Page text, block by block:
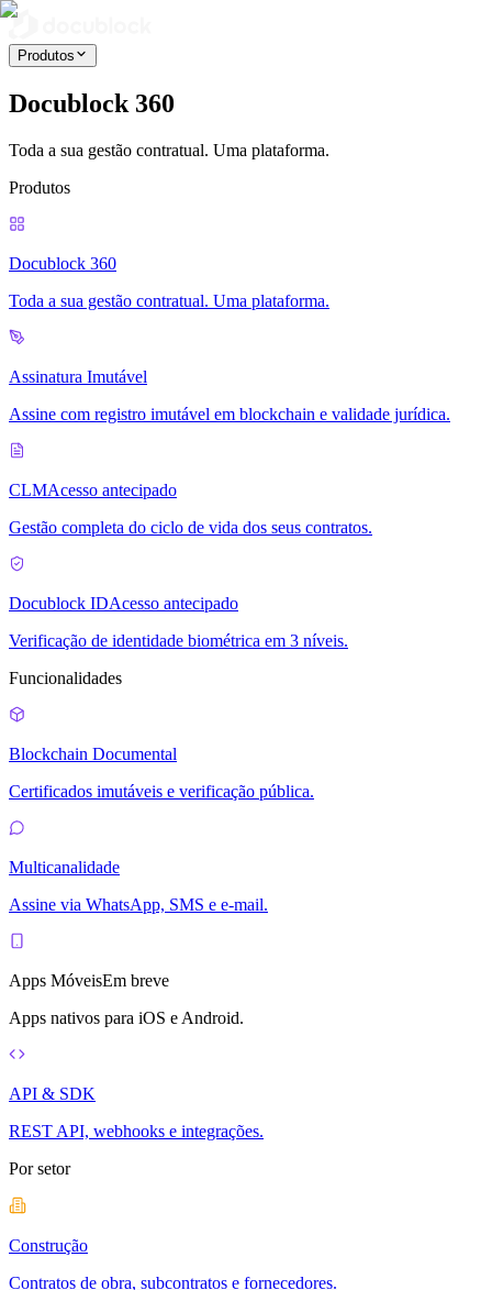
Produtos
Docublock 360
Toda a sua gestão contratual. Uma plataforma.
Produtos
Docublock 360
Toda a sua gestão contratual. Uma plataforma.
Assinatura Imutável
Assine com registro imutável em blockchain e validade jurídica.
CLMAcesso antecipado
Gestão completa do ciclo de vida dos seus contratos.
Docublock IDAcesso antecipado
Verificação de identidade biométrica em 3 níveis.
Funcionalidades
Blockchain Documental
Certificados imutáveis e verificação pública.
Multicanalidade
Assine via WhatsApp, SMS e e-mail.
Apps MóveisEm breve
Apps nativos para iOS e Android.
API & SDK
REST API, webhooks e integrações.
Por setor
Construção
Contratos de obra, subcontratos e fornecedores.